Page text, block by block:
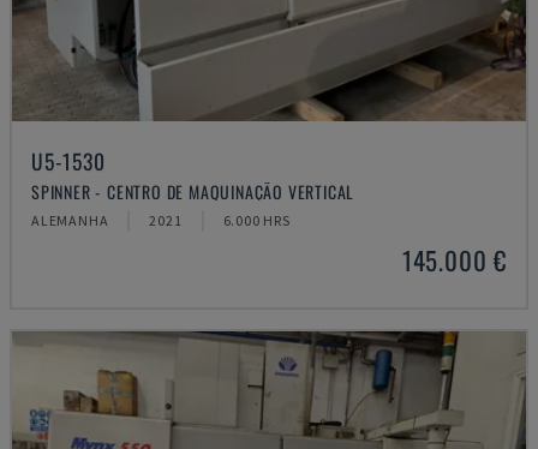
U5-1530
SPINNER - CENTRO DE MAQUINAÇÃO VERTICAL
ALEMANHA 2021 6.000 HRS
145.000 €